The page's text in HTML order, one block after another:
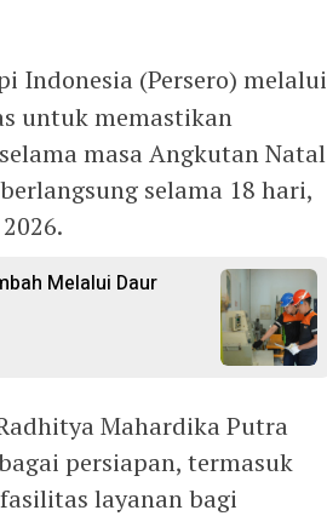
Indonesia (Persero) melalui
untuk memastikan
masa Angkutan Natal
selama 18 hari,
Melalui Daur
Mahardika Putra
persiapan, termasuk
layanan bagi